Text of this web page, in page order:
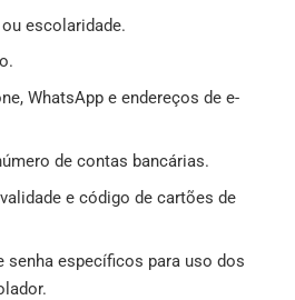
escolaridade.
WhatsApp e endereços de e-
de contas bancárias.
e código de cartões de
senha específicos para uso dos